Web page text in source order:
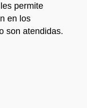
permite
en los
son atendidas.